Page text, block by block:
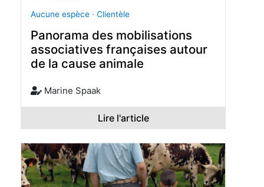
Aucune espèce · Clientèle
Panorama des mobilisations
associatives françaises autour
de la cause animale
Marine Spaak
Lire l'article